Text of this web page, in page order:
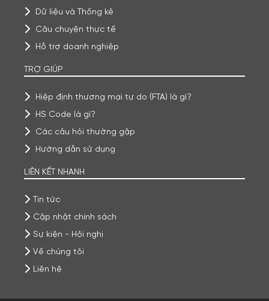
Dữ liệu và Thống kê
Câu chuyện thực tế
Hỗ trợ doanh nghiệp
TRỢ GIÚP
Hiệp định thương mại tự do (FTA) là gì?
HS Code là gì?
Các câu hỏi thường gặp
Hướng dẫn sử dụng
LIÊN KẾT NHANH
Tin tức
Cập nhật chính sách
Sự kiện - Hội nghị
Về chúng tôi
Liên hệ